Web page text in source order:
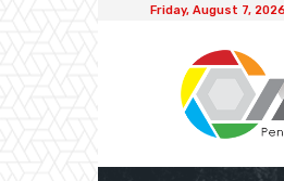
Friday, August 7, 2026